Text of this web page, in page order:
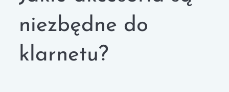
niezbędne do
klarnetu?